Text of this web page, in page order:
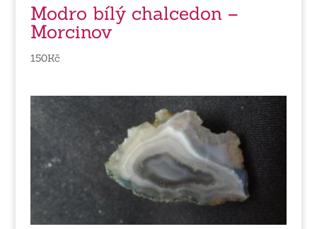
Modro bílý chalcedon –
Morcinov
150Kč